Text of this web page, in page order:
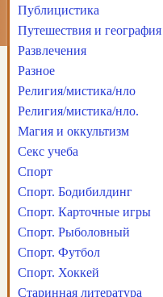
Публицистика
Путешествия и география
Развлечения
Разное
Религия/мистика/нло
Религия/мистика/нло.
Магия и оккультизм
Секс учеба
Спорт
Спорт. Бодибилдинг
Спорт. Карточные игры
Спорт. Рыболовный
Спорт. Футбол
Спорт. Хоккей
Старинная литература